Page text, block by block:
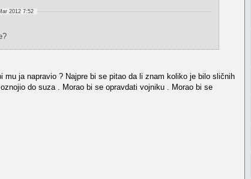
2012 7:52
ja napravio ? Najpre bi se pitao da li znam koliko je bilo sličnih
do suza . Morao bi se opravdati vojniku . Morao bi se